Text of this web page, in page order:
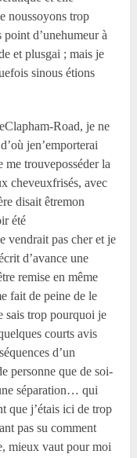
noussoyons trop
point d’unehumeur à
et plusgai ; mais je
sinous étions
Road, je ne
jen’emporterai
me trouveposséder la
cheveuxfrisés, avec
disait êtremon
été
vendrait pas cher et je
d’avance une
remise en même
fait de peine de le
sais trop pourquoi je
courts avis
d’un
personne que de soi-
séparation… qui
que j’étais ici de trop
pas su comment
mieux vaut pour moi